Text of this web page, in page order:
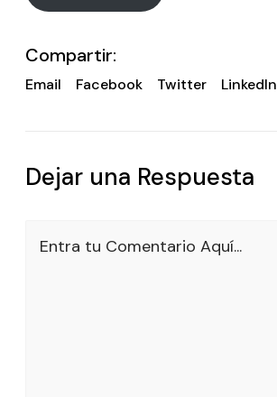
Compartir:
Email Facebook Twitter LinkedIn
Dejar una Respuesta
Entra tu Comentario Aquí...